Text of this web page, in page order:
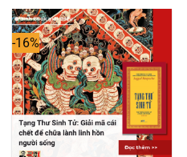
54.000 ₫.
-16%